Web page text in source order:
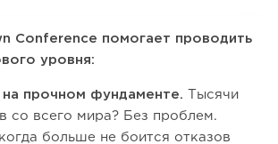
Conference помогает проводить
уровня:
прочном фундаменте.
Тысячи
со всего мира? Без проблем.
больше не боится отказов